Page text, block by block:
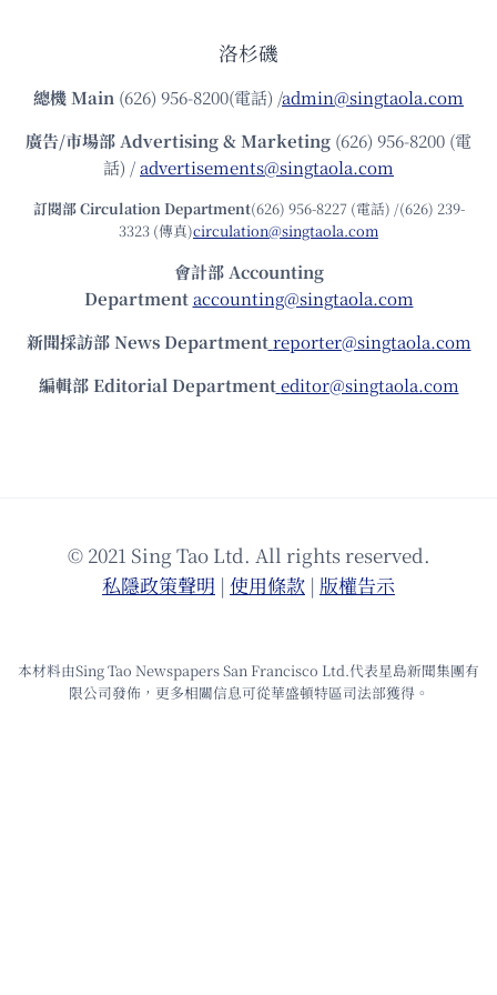
洛杉磯
總機Main (626) 956-8200(電話) /admin@singtaola.com
廣告/市場部Advertising & Marketing (626) 956-8200 (電
話) /advertisements@singtaola.com
訂閱部 Circulation Department(626) 956-8227 (電話) /(626) 239-
3323 (傳真)circulation@singtaola.com
會計部 Accounting
Department accounting@singtaola.com
新聞採訪部 News Department reporter@singtaola.com
編輯部 Editorial Department editor@singtaola.com
© 2021 Sing Tao Ltd. All rights reserved.
私隱政策聲明 | 使⽤條款 | 版權告⽰
本材料由Sing Tao Newspapers San Francisco Ltd.代表星島新聞集團有
限公司發佈，更多相關信息可從華盛頓特區司法部獲得。